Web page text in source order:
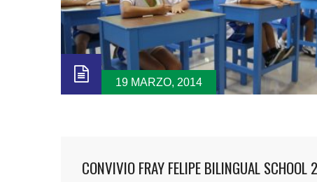
19 MARZO, 2014
CONVIVIO FRAY FELIPE BILINGUAL SCHOOL